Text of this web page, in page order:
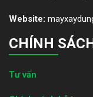
Website:
CHÍNH
Tư vấn